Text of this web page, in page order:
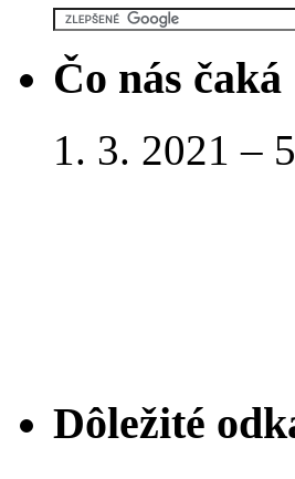
Čo nás čaká
1. 3. 2021 –
Dôležité